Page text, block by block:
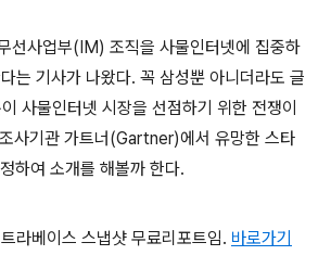
선사업부(IM) 조직을 사물인터넷에 집중하
는 기사가 나왔다. 꼭 삼성뿐 아니더라도 글
사물인터넷 시장을 선점하기 위한 전쟁이
사기관 가트너(Gartner)에서 유망한 스타
하여 소개를 해볼까 한다.
라베이스 스냅샷 무료리포트임. 바로가기